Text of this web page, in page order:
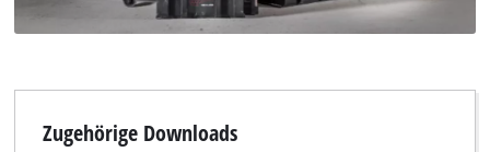
Zugehörige Downloads